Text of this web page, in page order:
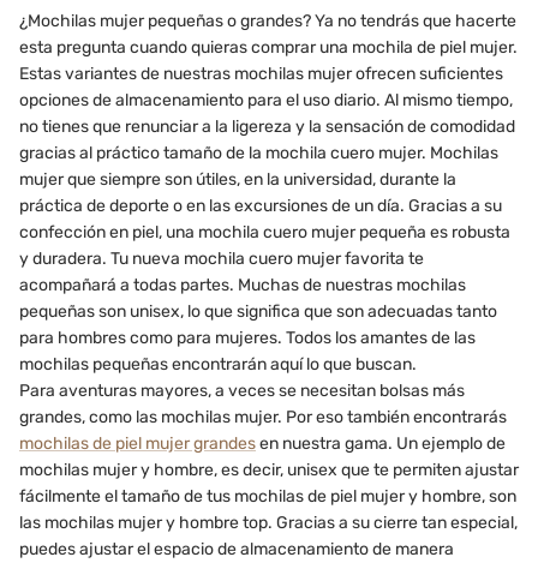
¿Mochilas mujer pequeñas o grandes? Ya no tendrás que hacerte
esta pregunta cuando quieras comprar una mochila de piel mujer.
Estas variantes de nuestras mochilas mujer ofrecen suficientes
opciones de almacenamiento para el uso diario. Al mismo tiempo,
no tienes que renunciar a la ligereza y la sensación de comodidad
gracias al práctico tamaño de la mochila cuero mujer. Mochilas
mujer que siempre son útiles, en la universidad, durante la
práctica de deporte o en las excursiones de un día. Gracias a su
confección en piel, una mochila cuero mujer pequeña es robusta
y duradera. Tu nueva mochila cuero mujer favorita te
acompañará a todas partes. Muchas de nuestras mochilas
pequeñas son unisex, lo que significa que son adecuadas tanto
para hombres como para mujeres. Todos los amantes de las
mochilas pequeñas encontrarán aquí lo que buscan.
Para aventuras mayores, a veces se necesitan bolsas más
grandes, como las mochilas mujer. Por eso también encontrarás
mochilas de piel mujer grandesen nuestra gama. Un ejemplo de
mochilas mujer y hombre, es decir, unisex que te permiten ajustar
fácilmente el tamaño de tus mochilas de piel mujer y hombre, son
las mochilas mujer y hombre top. Gracias a su cierre tan especial,
puedes ajustar el espacio de almacenamiento de manera